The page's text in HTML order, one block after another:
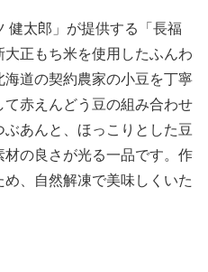
健太郎」が提供する「長福
正もち米を使用したふんわ
道の契約農家の小豆を丁寧
赤えんどう豆の組み合わせ
あんと、ほっこりとした豆
の良さが光る一品です。作
、自然解凍で美味しくいた